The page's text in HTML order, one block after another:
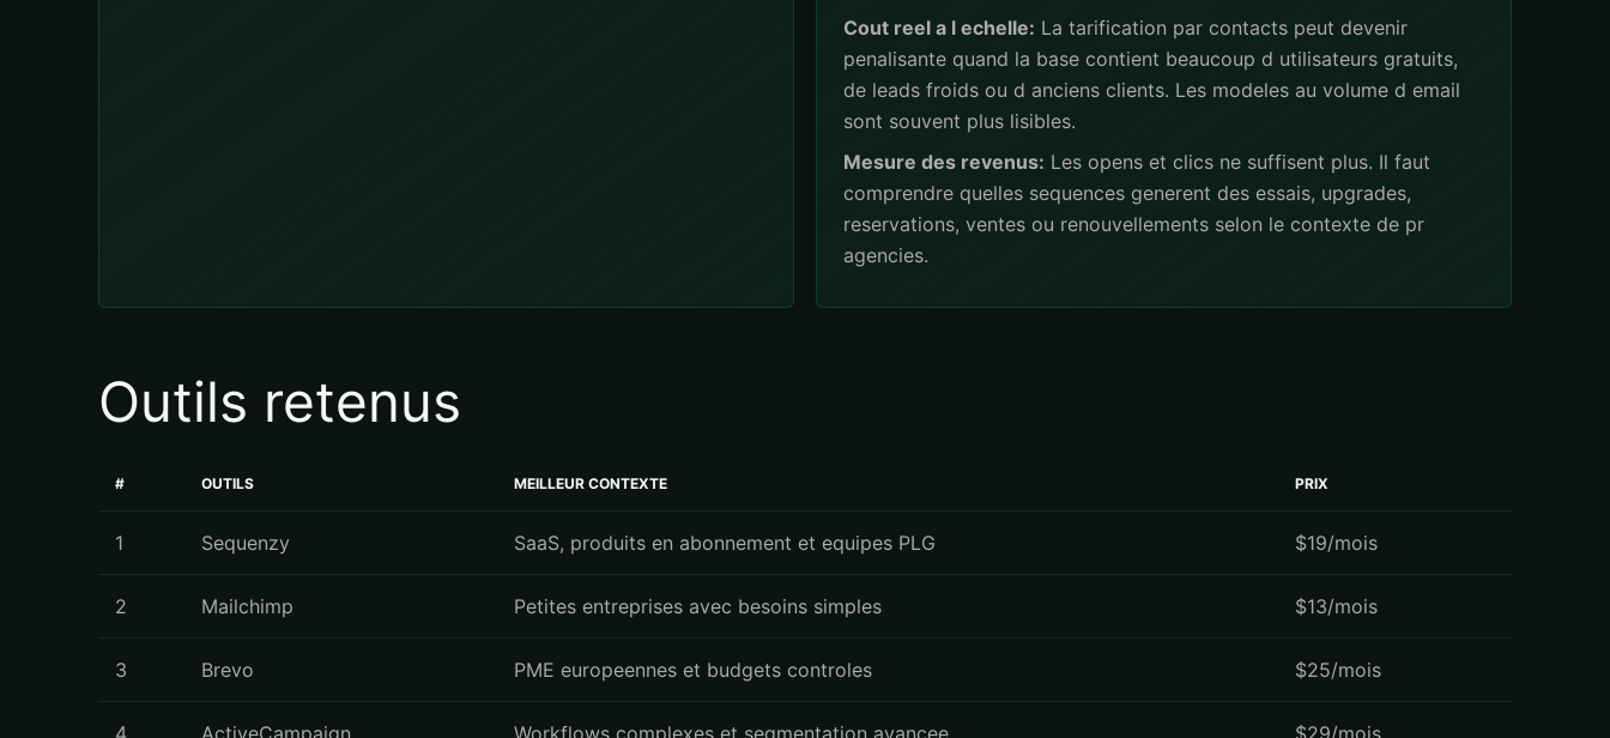
Cout reel a l echelle: La tarification par contacts peut devenir
penalisante quand la base contient beaucoup d utilisateurs gratuits,
de leads froids ou d anciens clients. Les modeles au volume d email
sont souvent plus lisibles.
Mesure des revenus: Les opens et clics ne suffisent plus. Il faut
comprendre quelles sequences generent des essais, upgrades,
reservations, ventes ou renouvellements selon le contexte de pr
agencies.
Outils retenus
# OUTILS MEILLEUR CONTEXTE PRIX
1 Sequenzy SaaS, produits en abonnement et equipes PLG $19/mois
2 Mailchimp Petites entreprises avec besoins simples $13/mois
3 Brevo PME europeennes et budgets controles $25/mois
4 ActiveCampaign Workflows complexes et segmentation avancee $29/mois